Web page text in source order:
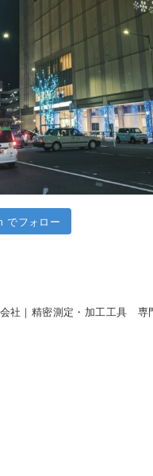
でフォロー
社｜精密測定・加工工具 専